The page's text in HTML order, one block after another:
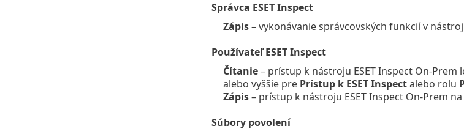
Správca ESET Inspect
Zápis– vykonávanie správcovských funkcií v
Používateľ ESET Inspect
Čítanie– prístup k nástroju ESET Inspect On-Prem
alebo vyššie pre Prístup k ESET Inspectalebo rolu
Zápis– prístup k nástroju ESET Inspect On-Prem
Súbory povolení